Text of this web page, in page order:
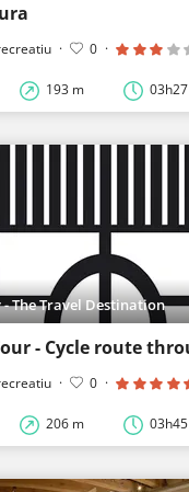
· 0 ·
193 m 03h27
- The Travel Destination
· 0 ·
206 m 03h45